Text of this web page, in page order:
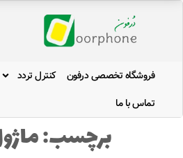
فروشگاه تخصصی درفون کنترل تردد
تماس با ما
برچسب: